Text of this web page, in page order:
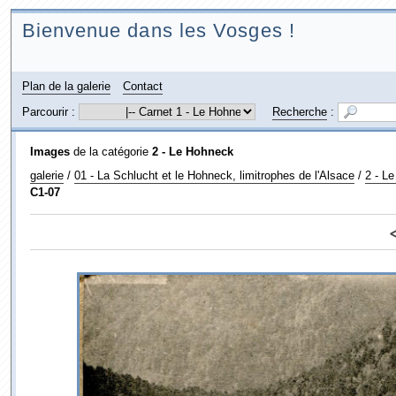
Bienvenue dans les Vosges !
Plan de la galerie
Contact
Parcourir :
Recherche:
Imagesde la catégorie 2 - Le Hohneck
galerie/ 01 - La Schlucht et le Hohneck, limitrophes de l'Alsace/ 2 -
C1-07